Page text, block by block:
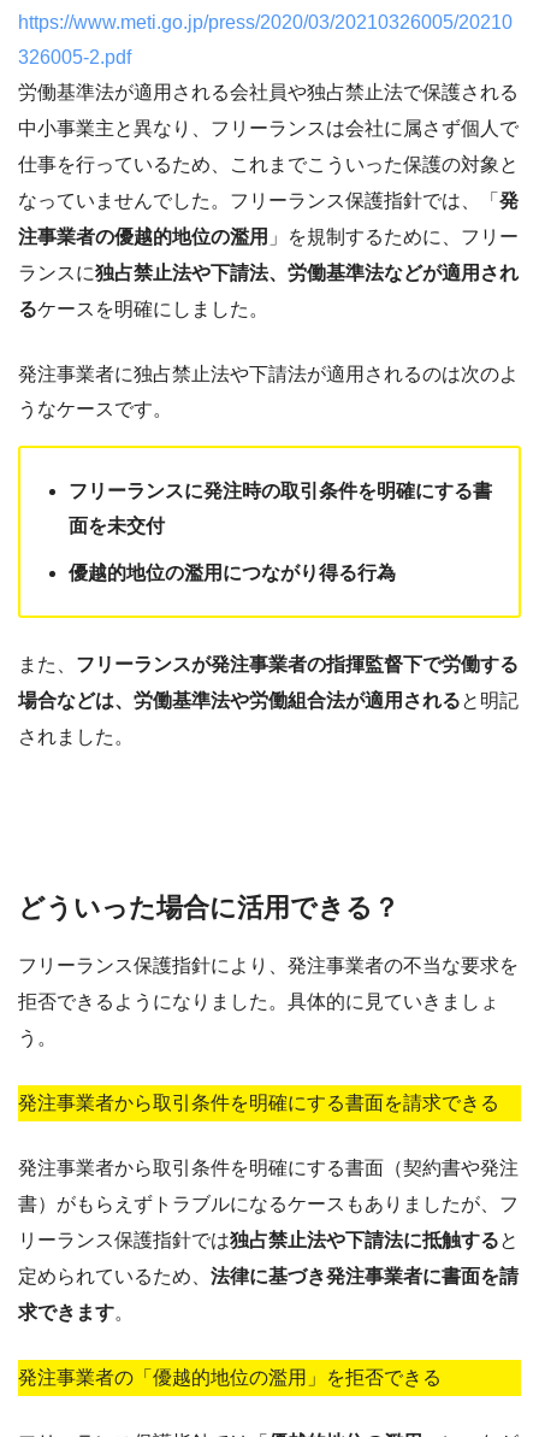
https://www.meti.go.jp/press/2020/03/20210326005/20210
326005-2.pdf
労働基準法が適用される会社員や独占禁止法で保護される
中小事業主と異なり、フリーランスは会社に属さず個人で
仕事を行っているため、これまでこういった保護の対象と
なっていませんでした。フリーランス保護指針では、「 発
注事業者の優越的地位の濫用 」を規制するために、フリー
ランスに独占禁止法や下請法、労働基準法などが適用され
るケースを明確にしました。
発注事業者に独占禁止法や下請法が適用されるのは次のよ
うなケースです。
フリーランスに発注時の取引条件を明確にする書
面を未交付
優越的地位の濫用につながり得る行為
また、 フリーランスが発注事業者の指揮監督下で労働する
場合などは、労働基準法や労働組合法が適用されると明記
されました。
どういった場合に活用できる？
フリーランス保護指針により、発注事業者の不当な要求を
拒否できるようになりました。具体的に見ていきましょ
う。
発注事業者から取引条件を明確にする書面を請求できる
発注事業者から取引条件を明確にする書面（契約書や発注
書）がもらえずトラブルになるケースもありましたが、フ
リーランス保護指針では独占禁止法や下請法に抵触すると
定められているため、 法律に基づき発注事業者に書面を請
求できます。
発注事業者の「優越的地位の濫用」を拒否できる